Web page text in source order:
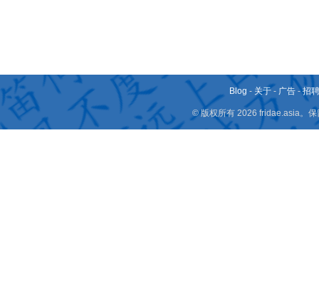
Blog - 关于 - 广告 -招
© 版权所有 2026 fridae.asia。